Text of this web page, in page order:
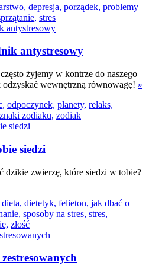
depresja, porządek, problemy
stres
antystresowy
żyjemy w kontrze do naszego
wewnętrzną równowagę! »
odpoczynek, planety, relaks,
znaki zodiaku, zodiak
siedzi
dzikie zwierzę, które siedzi w tobie?
dieta, dietetyk, felieton, jak dbać o
sposoby na stres, stres,
złość